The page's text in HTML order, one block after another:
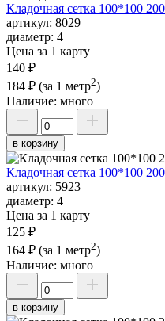
Кладочная сетка 100*100
артикул: 8029
диаметр: 4
Цена за 1 карту
140 ₽
184 ₽ (за 1 метр2)
Наличие: много
в корзину
Кладочная сетка 100*100
артикул: 5923
диаметр: 4
Цена за 1 карту
125 ₽
164 ₽ (за 1 метр2)
Наличие: много
в корзину